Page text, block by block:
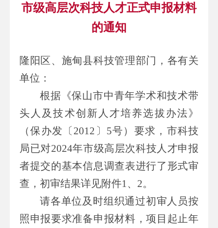
市级高层次科技人才正式申报材料
的通知
隆阳区、施甸县科技管理部门 ，各有关
单位 ：
根据《保山市中青年学术和技术带
头人及技术创新人才培养选拔办法》
（保办发〔 2012 〕 5号）要求，市科技
局已对2024年市级高层次科技人才申报
者提交的基本信息调查表进行了形式审
查，初审结果详见附件1、 2。
请各单位及时组织通过初审人员按
照申报要求准备申报材料，项目起止年